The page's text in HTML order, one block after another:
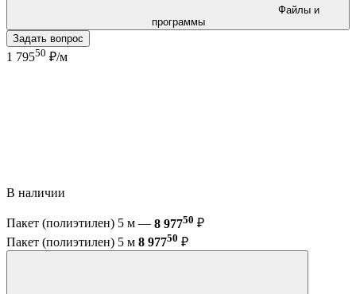
программы
Задать вопрос
1 79550 ₽/м
В наличии
Пакет (полиэтилен) 5 м — 8 97750 ₽
Пакет (полиэтилен) 5 м 8 97750 ₽